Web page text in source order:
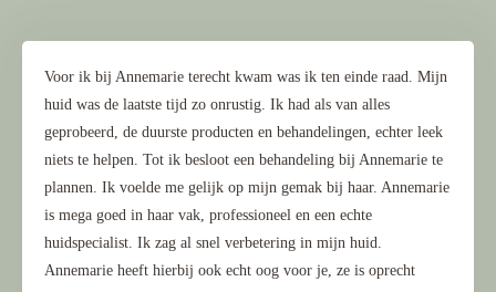
Voor ik bij Annemarie terecht kwam was ik ten einde raad. Mijn
huid was de laatste tijd zo onrustig. Ik had als van alles
geprobeerd, de duurste producten en behandelingen, echter leek
niets te helpen. Tot ik besloot een behandeling bij Annemarie te
plannen. Ik voelde me gelijk op mijn gemak bij haar. Annemarie
is mega goed in haar vak, professioneel en een echte
huidspecialist. Ik zag al snel verbetering in mijn huid.
Annemarie heeft hierbij ook echt oog voor je, ze is oprecht